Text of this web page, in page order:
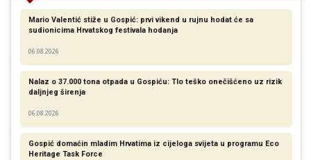
Mario Valentić stiže u Gospić: prvi vikend u rujnu hodat će sa
sudionicima Hrvatskog festivala hodanja
06.08.2026
Nalaz o 37.000 tona otpada u Gospiću: Tlo teško onečišćeno uz rizik
daljnjeg širenja
06.08.2026
Gospić domaćin mladim Hrvatima iz cijeloga svijeta u programu Eco
Heritage Task Force